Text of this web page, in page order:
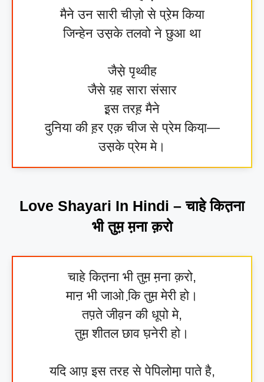
मैने उन सारी चीज़ो से प्रे़म किया
जिन्हेन उस़के तलवो ने छुआ था
जैसे़ पृथ्वीह
जैसे य़ह सारा संसार
इ़स तरह़ मैने
दुनिया की ह़र एक़ चीज से प्रेम किया़—
उस़के प्रेम मे।
Love Shayari In Hindi – चाहे कित़ना
भी तुम़ म़ना क़रो
चाहे कित़ना भी तुम़ म़ना क़रो,
माऩ भी जाओ कि़ तुम़ मेरी हो।
तप़ते जीव़न की धूपो मे,
तुम़ शीतल छाव घ़नेरी हो।
यदि आप़ इस तरह से पेपिलोमा़ पाते है,